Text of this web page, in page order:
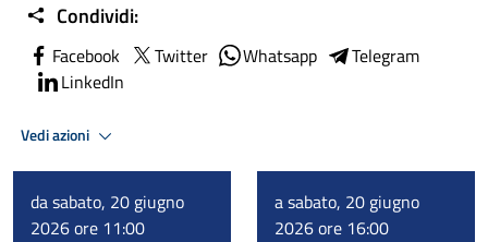
Condividi:
Facebook Twitter Whatsapp
Telegram
LinkedIn
Vedi azioni
da sabato, 20 giugno
2026 ore 11:00
a sabato, 20 giugno
2026 ore 16:00